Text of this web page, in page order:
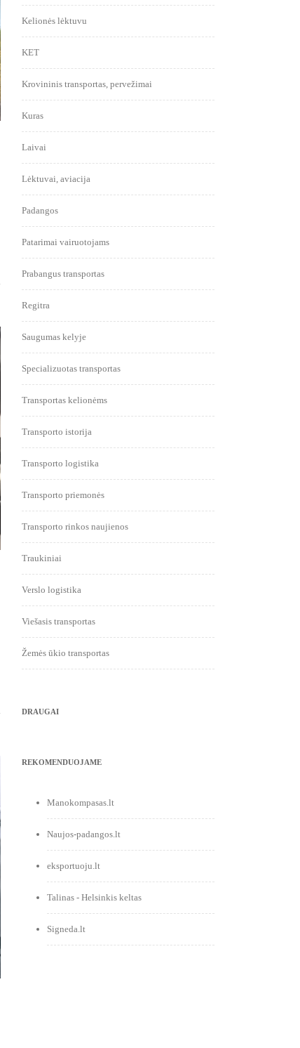
Kelionės lėktuvu
KET
Krovininis transportas, pervežimai
Kuras
Laivai
Lėktuvai, aviacija
Padangos
Patarimai vairuotojams
Prabangus transportas
Regitra
Saugumas kelyje
Specializuotas transportas
Transportas kelionėms
Transporto istorija
Transporto logistika
Transporto priemonės
Transporto rinkos naujienos
Traukiniai
Verslo logistika
Viešasis transportas
Žemės ūkio transportas
DRAUGAI
REKOMENDUOJAME
Manokompasas.lt
Naujos-padangos.lt
eksportuoju.lt
Talinas - Helsinkis keltas
Signeda.lt